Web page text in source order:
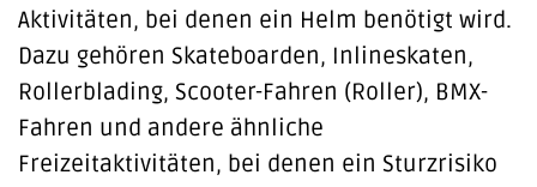
Aktivitäten, bei denen ein Helm benötigt wird.
Dazu gehören Skateboarden, Inlineskaten,
Rollerblading, Scooter-Fahren (Roller), BMX-
Fahren und andere ähnliche
Freizeitaktivitäten, bei denen ein Sturzrisiko